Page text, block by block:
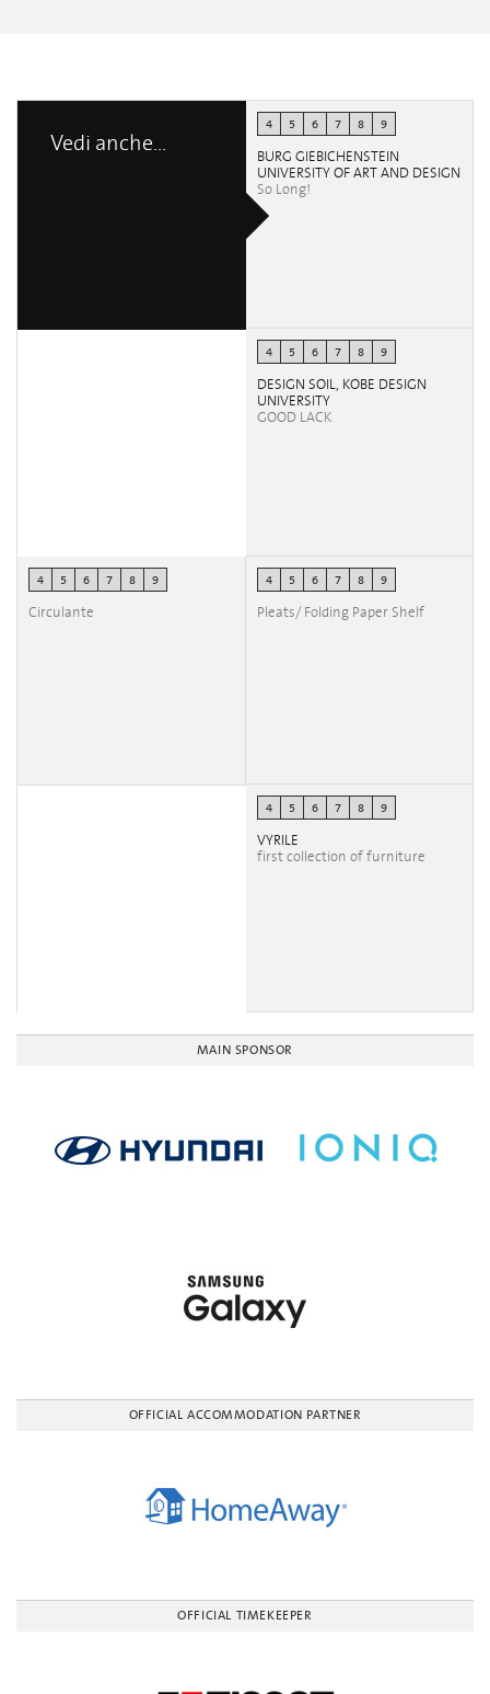
Vedi anche...
4 5 6 7 8 9
BURG GIEBICHENSTEIN
UNIVERSITY OF ART AND DESIGN
So Long!
4 5 6 7 8 9
DESIGN SOIL, KOBE DESIGN
UNIVERSITY
GOOD LACK
4 5 6 7 8 9
Circulante
4 5 6 7 8 9
Pleats/ Folding Paper Shelf
4 5 6 7 8 9
VYRILE
first collection of furniture
MAIN SPONSOR
OFFICIAL ACCOMMODATION PARTNER
OFFICIAL TIMEKEEPER